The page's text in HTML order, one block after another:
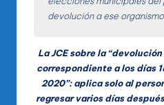
devolución a ese
La JCE sobre la
correspondiente a los días
2020”:aplica solo al
regresar varios días